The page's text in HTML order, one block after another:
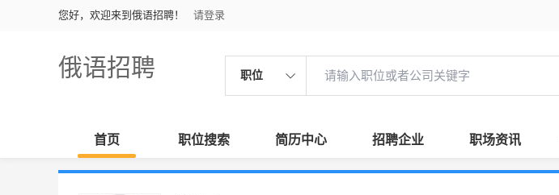
您好，欢迎来到俄语招聘！ 请登录
俄语招聘 职位
首页 职位搜索 简历中心 招聘企业 职场资讯